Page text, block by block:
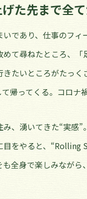
た先まで全
であり、仕事のフィ
て尋ねたところ、
きたいところがたっ
帰ってくる。コロナ
、湧いてきた“実感”。
をやると、“Rolling
全身で楽しみながら